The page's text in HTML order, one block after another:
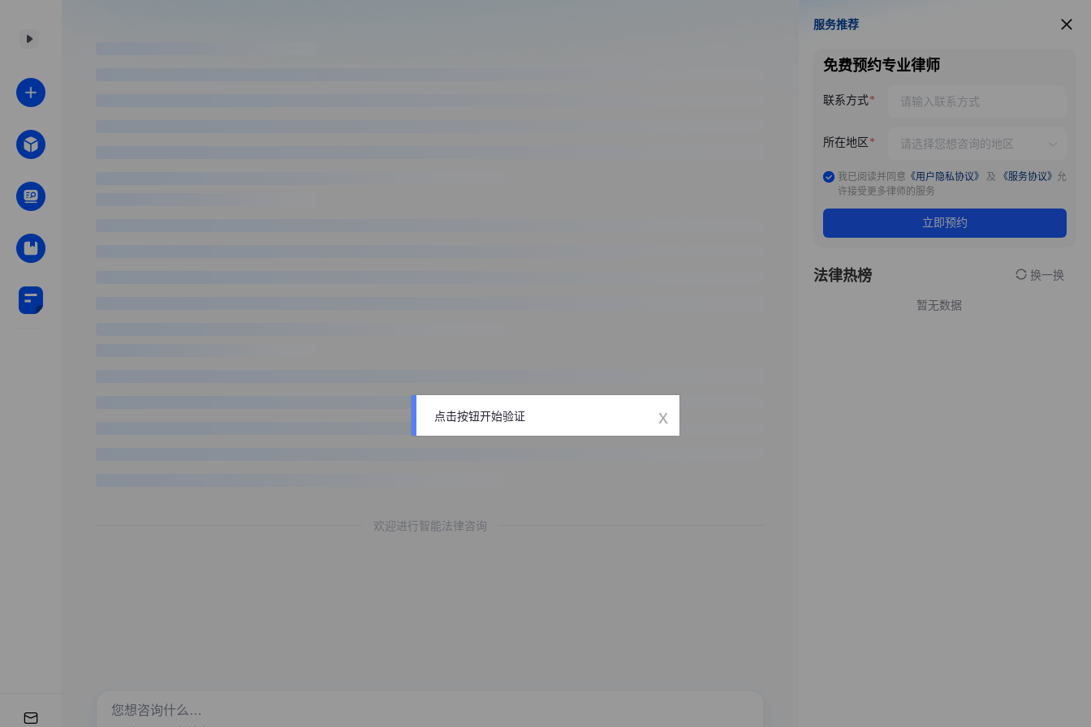
欢迎进行智能法律咨询
服务推荐
服务推荐
免费预约专业律师
联系方式
所在地区
我已阅读并同意 《用户隐私协议》 及 《服务协议》 允
许接受更多律师的服务
立即预约
法律热榜 换一换
暂无数据
点击按钮开始验证 x